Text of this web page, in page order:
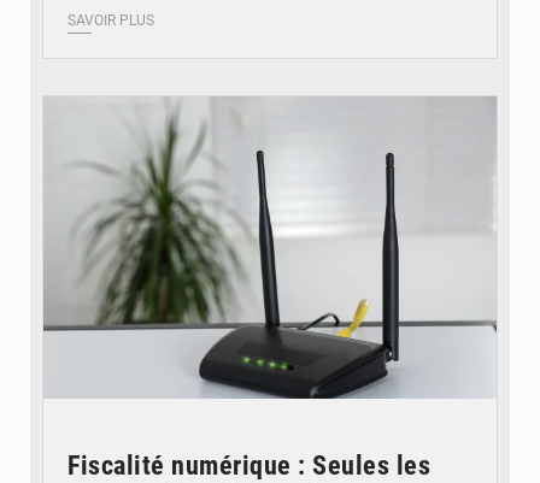
SAVOIR PLUS
Fiscalité numérique : Seules les